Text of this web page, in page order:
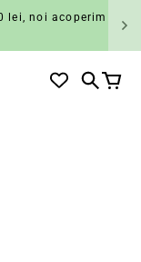
lei, noi acoperim
Căutare
Coș